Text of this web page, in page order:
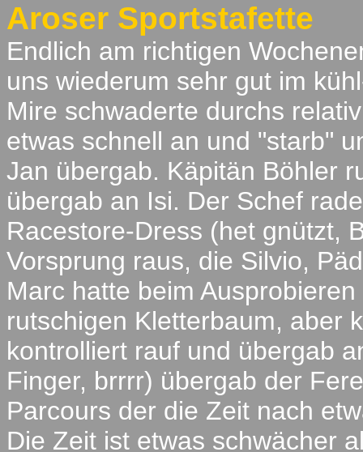
Aroser Sportstafette
Endlich am richtigen
uns wiederum sehr gut im
Mire schwaderte durchs
etwas schnell an und "starb"
Jan übergab. Käpitän Böhler
übergab an Isi. Der Schef
Racestore-Dress (het gnützt,
Vorsprung raus, die Silvio,
Marc hatte beim
rutschigen Kletterbaum, aber
kontrolliert rauf und übergab
Finger, brrrr) übergab der
Parcours der die Zeit nach
Die Zeit ist etwas schwächer